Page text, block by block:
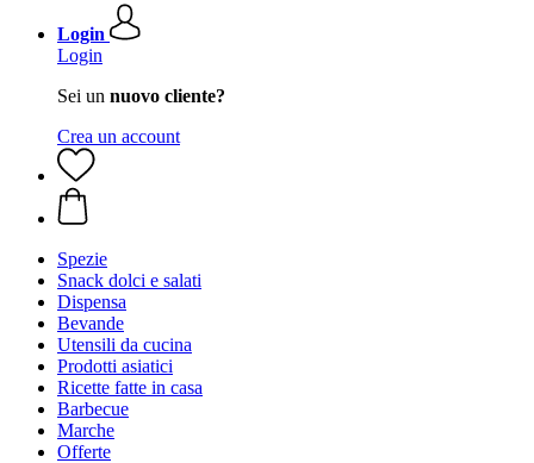
Login
Login
Sei un nuovo cliente?
Crea un account
Spezie
Snack dolci e salati
Dispensa
Bevande
Utensili da cucina
Prodotti asiatici
Ricette fatte in casa
Barbecue
Marche
Offerte